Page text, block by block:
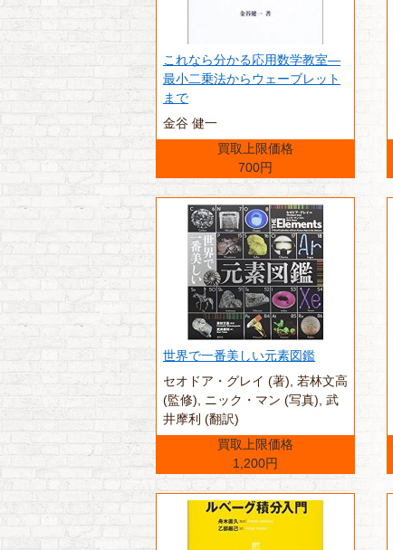
これなら分かる応用数学教室―
最小二乗法からウェーブレット
まで
金谷 健一
買取上限価格
700円
世界で一番美しい元素図鑑
セオドア・グレイ (著),‎ 若林文高
(監修),‎ ニック・マン (写真),‎ 武
井摩利 (翻訳)
買取上限価格
1,200円